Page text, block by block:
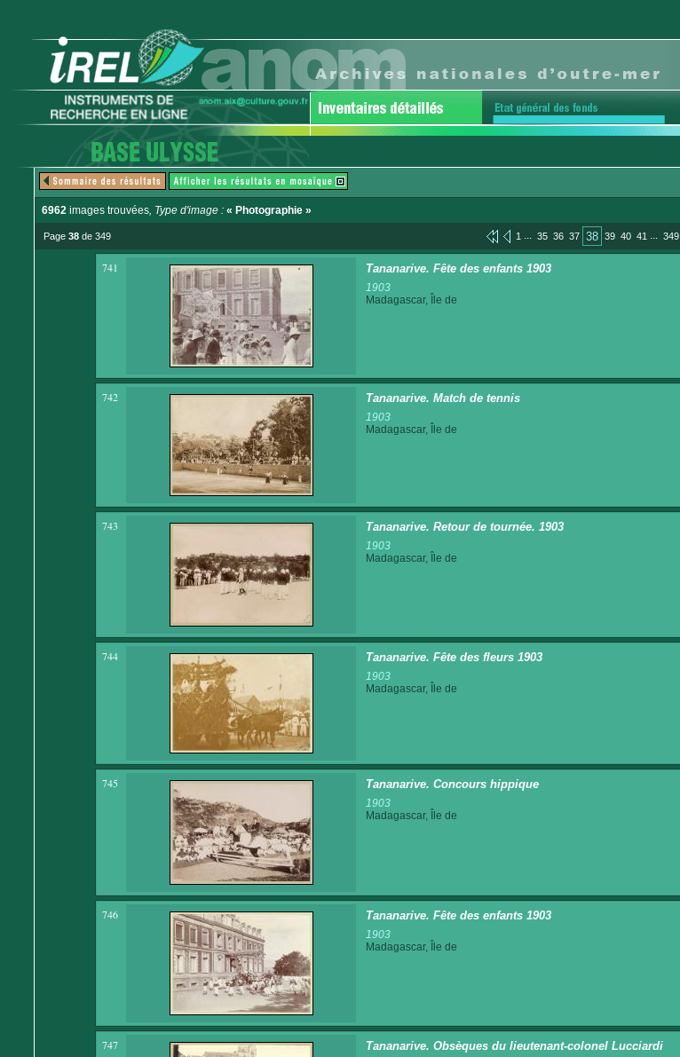
6962 images trouvées, Type d'image : « Photographie »
Page 38 de 349 1 ... 35 36 37 38 39 40 41 ... 349
741 Tananarive. Fête des enfants 1903
1903
Madagascar, Île de
742 Tananarive. Match de tennis
1903
Madagascar, Île de
743 Tananarive. Retour de tournée. 1903
1903
Madagascar, Île de
744 Tananarive. Fête des fleurs 1903
1903
Madagascar, Île de
745 Tananarive. Concours hippique
1903
Madagascar, Île de
746 Tananarive. Fête des enfants 1903
1903
Madagascar, Île de
747 Tananarive. Obsèques du lieutenant-colonel Lucciardi